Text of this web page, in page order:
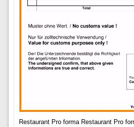
Restaurant Pro forma Restaurant Pro